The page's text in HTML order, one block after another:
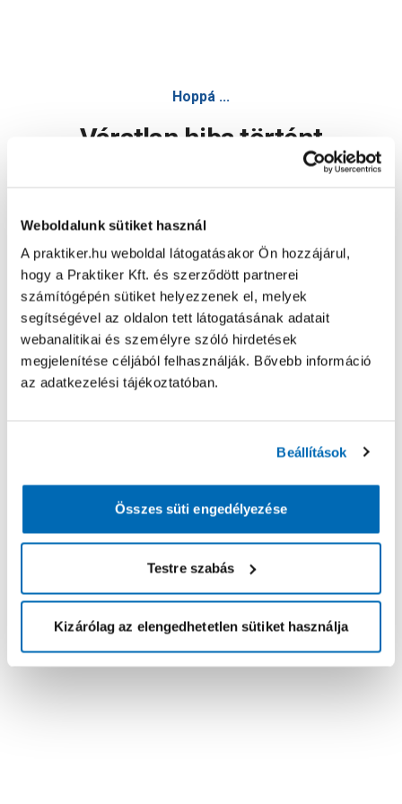
Weboldalunk sütiket használ
A praktiker.hu weboldal látogatásakor Ön hozzájárul,
hogy a Praktiker Kft. és szerződött partnerei
számítógépén sütiket helyezzenek el, melyek
segítségével az oldalon tett látogatásának adatait
webanalitikai és személyre szóló hirdetések
megjelenítése céljából felhasználják. Bővebb információ
az adatkezelési tájékoztatóban.
Beállítások
Összes süti engedélyezése
Testre szabás
Kizárólag az elengedhetetlen sütiket használja
Hoppá ...
Váratlan hiba történt
Oldal újratöltése